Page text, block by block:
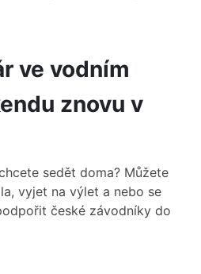
ve vodním
znovu v
sedět doma? Můžete
vyjet na výlet a nebo se
české závodníky do